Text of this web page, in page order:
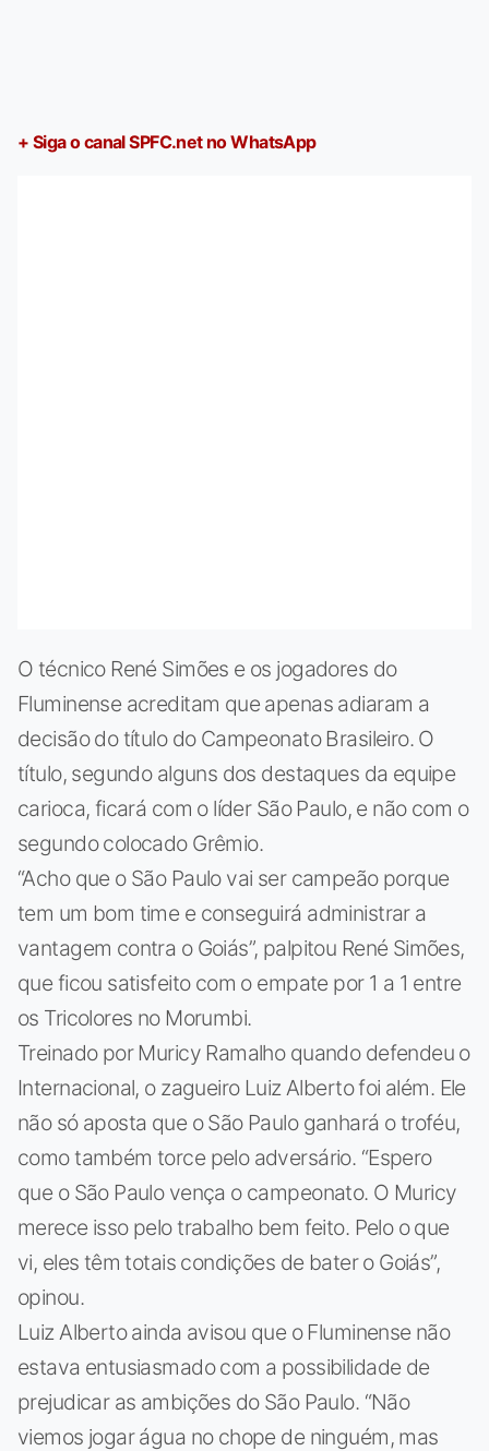
+ Siga o canal SPFC.net no WhatsApp
O técnico René Simões e os jogadores do
Fluminense acreditam que apenas adiaram a
decisão do título do Campeonato Brasileiro. O
título, segundo alguns dos destaques da equipe
carioca, ficará com o líder São Paulo, e não com o
segundo colocado Grêmio.
“Acho que o São Paulo vai ser campeão porque
tem um bom time e conseguirá administrar a
vantagem contra o Goiás”, palpitou René Simões,
que ficou satisfeito com o empate por 1 a 1 entre
os Tricolores no Morumbi.
Treinado por Muricy Ramalho quando defendeu o
Internacional, o zagueiro Luiz Alberto foi além. Ele
não só aposta que o São Paulo ganhará o troféu,
como também torce pelo adversário. “Espero
que o São Paulo vença o campeonato. O Muricy
merece isso pelo trabalho bem feito. Pelo o que
vi, eles têm totais condições de bater o Goiás”,
opinou.
Luiz Alberto ainda avisou que o Fluminense não
estava entusiasmado com a possibilidade de
prejudicar as ambições do São Paulo. “Não
viemos jogar água no chope de ninguém, mas